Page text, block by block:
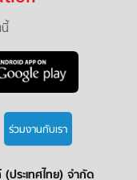
ร่วมงานกับเรา
ประเทศไทย) จำกัด